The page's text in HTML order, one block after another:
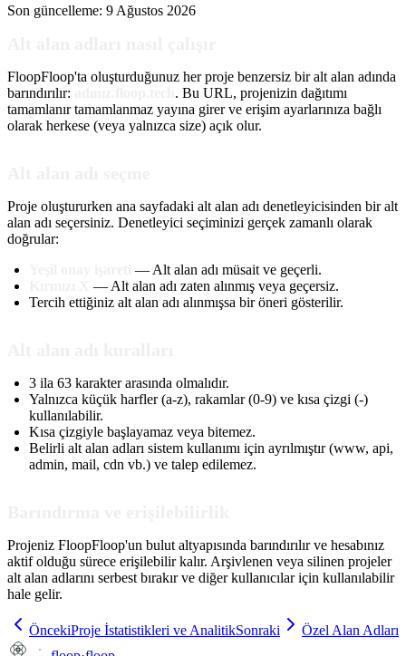
Son güncelleme: 9 Ağustos 2026
FloopFloop'ta oluşturduğunuz her proje benzersiz bir alt alan adında
barındırılır:
. Bu URL, projenizin dağıtımı
tamamlanır tamamlanmaz yayına girer ve erişim ayarlarınıza bağlı
olarak herkese (veya yalnızca size) açık olur.
Proje oluştururken ana sayfadaki alt alan adı denetleyicisinden bir alt
alan adı seçersiniz. Denetleyici seçiminizi gerçek zamanlı olarak
doğrular:
— Alt alan adı müsait ve geçerli.
— Alt alan adı zaten alınmış veya geçersiz.
Tercih ettiğiniz alt alan adı alınmışsa bir öneri gösterilir.
3 ila 63 karakter arasında olmalıdır.
Yalnızca küçük harfler (a-z), rakamlar (0-9) ve kısa çizgi (-)
kullanılabilir.
Kısa çizgiyle başlayamaz veya bitemez.
Belirli alt alan adları sistem kullanımı için ayrılmıştır (www, api,
admin, mail, cdn vb.) ve talep edilemez.
Projeniz FloopFloop'un bulut altyapısında barındırılır ve hesabınız
aktif olduğu sürece erişilebilir kalır. Arşivlenen veya silinen projeler
alt alan adlarını serbest bırakır ve diğer kullanıcılar için kullanılabilir
hale gelir.
ÖncekiProje İstatistikleri ve AnalitikSonraki
Özel Alan Adları